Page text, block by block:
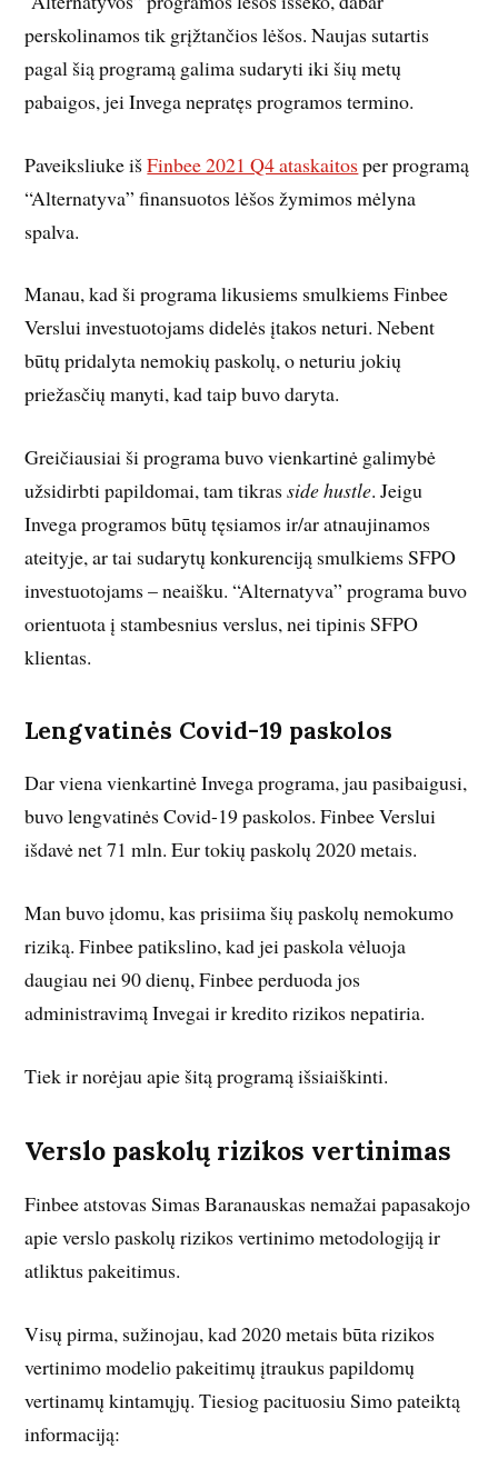
perskolinamos tik grįžtančios lėšos. Naujas sutartis
pagal šią programą galima sudaryti iki šių metų
pabaigos, jei Invega nepratęs programos termino.
Paveiksliuke išFinbee 2021 Q4 ataskaitos per programą
“Alternatyva” finansuotos lėšos žymimos mėlyna
spalva.
Manau, kad ši programa likusiems smulkiems Finbee
Verslui investuotojams didelės įtakos neturi. Nebent
būtų pridalyta nemokių paskolų, o neturiu jokių
priežasčių manyti, kad taip buvo daryta.
Greičiausiai ši programa buvo vienkartinė galimybė
užsidirbti papildomai, tam tikrasside hustle. Jeigu
Invega programos būtų tęsiamos ir/ar atnaujinamos
ateityje, ar tai sudarytų konkurenciją smulkiems SFPO
investuotojams – neaišku. “Alternatyva” programa buvo
orientuota į stambesnius verslus, nei tipinis SFPO
klientas.
Lengvatinės Covid-19 paskolos
Dar viena vienkartinė Invega programa, jau pasibaigusi,
buvo lengvatinės Covid-19 paskolos. Finbee Verslui
išdavė net 71 mln. Eur tokių paskolų 2020 metais.
Man buvo įdomu, kas prisiima šių paskolų nemokumo
riziką. Finbee patikslino, kad jei paskola vėluoja
daugiau nei 90 dienų, Finbee perduoda jos
administravimą Invegai ir kredito rizikos nepatiria.
Tiek ir norėjau apie šitą programą išsiaiškinti.
Verslo paskolų rizikos vertinimas
Finbee atstovas Simas Baranauskas nemažai papasakojo
apie verslo paskolų rizikos vertinimo metodologiją ir
atliktus pakeitimus.
Visų pirma, sužinojau, kad 2020 metais būta rizikos
vertinimo modelio pakeitimų įtraukus papildomų
vertinamų kintamųjų. Tiesiog pacituosiu Simo pateiktą
informaciją: